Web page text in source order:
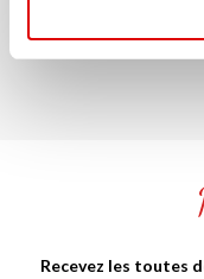
Recevez les toutes